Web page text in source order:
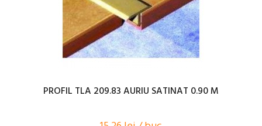
PROFIL TLA 209.83 AURIU SATINAT 0.90 M